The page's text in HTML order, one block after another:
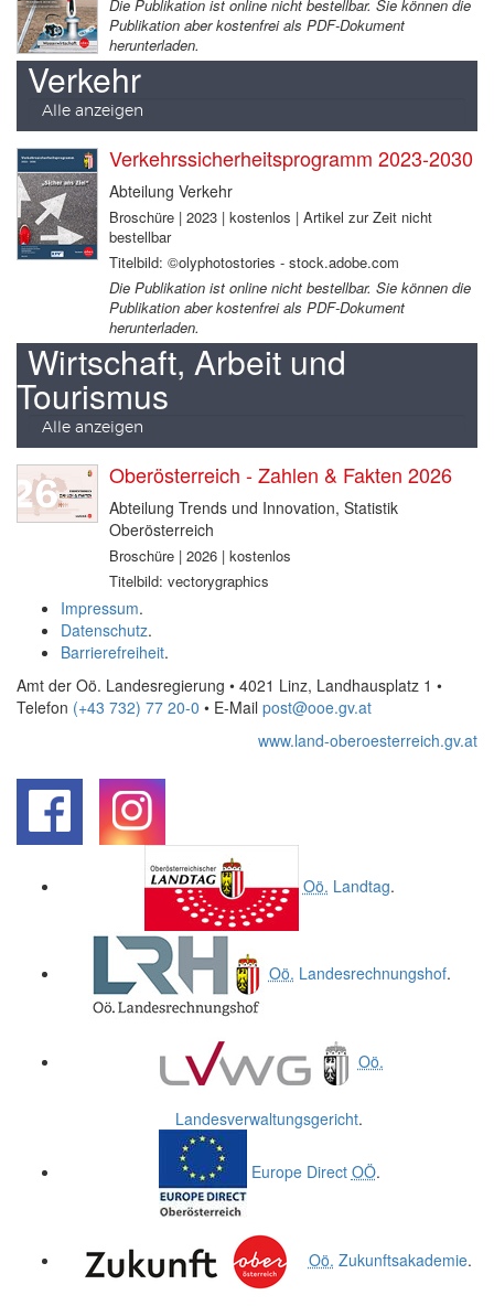
Die Publikation ist online nicht bestellbar. Sie können die
Publikation aber kostenfrei als PDF-Dokument
herunterladen.
Verkehr
Alle anzeigen
Verkehrssicherheitsprogramm 2023-2030
Abteilung Verkehr
Broschüre | 2023 | kostenlos | Artikel zur Zeit nicht
bestellbar
Titelbild: ©olyphotostories - stock.adobe.com
Die Publikation ist online nicht bestellbar. Sie können die
Publikation aber kostenfrei als PDF-Dokument
herunterladen.
Wirtschaft, Arbeit und
Tourismus
Alle anzeigen
Oberösterreich - Zahlen & Fakten 2026
Abteilung Trends und Innovation, Statistik
Oberösterreich
Broschüre | 2026 | kostenlos
Titelbild: vectorygraphics
Impressum.
Datenschutz.
Barrierefreiheit.
Amt der Oö. Landesregierung • 4021 Linz, Landhausplatz 1 •
Telefon (+43 732) 77 20-0 • E-Mail post@ooe.gv.at
www.land-oberoesterreich.gv.at
Oö. Landtag.
Oö. Landesrechnungshof.
Oö.
Landesverwaltungsgericht.
Europe Direct OÖ.
Oö. Zukunftsakademie.